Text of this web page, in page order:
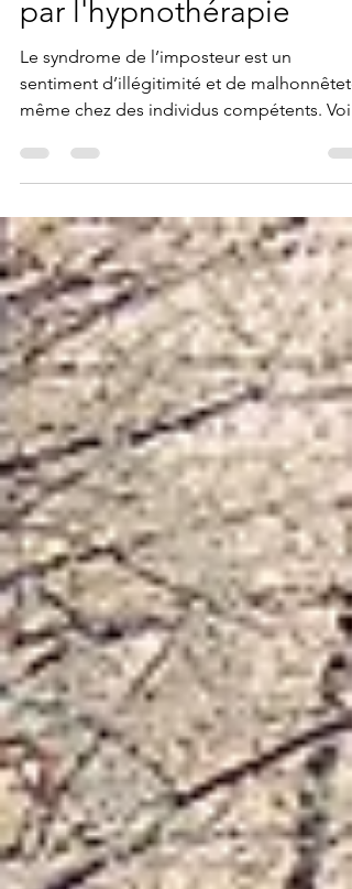
l'imposteur: Le
par l'hypnothérapie
Le syndrome de l’imposteur est un
même chez des individus compétents.
quelques symptômes